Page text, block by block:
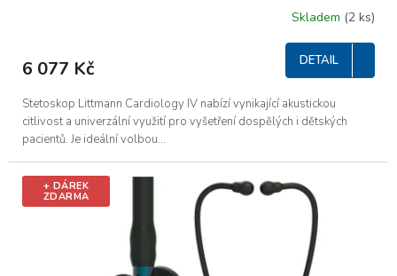
R
je
z
5
hvězdiček.
Skladem (2 ks)
6 077 Kč DETAIL
Stetoskop Littmann Cardiology IV nabízí vynikající akustickou
citlivost a univerzální využití pro vyšetření dospělých i dětských
pacientů. Je ideální volbou...
+ DÁREK
ZDARMA